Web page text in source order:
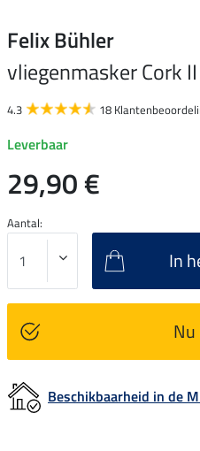
Felix Bühler
vliegenmasker Cork
4.3 18
Leverbaar
29,90 €
Aantal:
In
Beschikbaarheid in de